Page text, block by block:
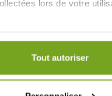
lors de votre
consentement est
Tout autoriser